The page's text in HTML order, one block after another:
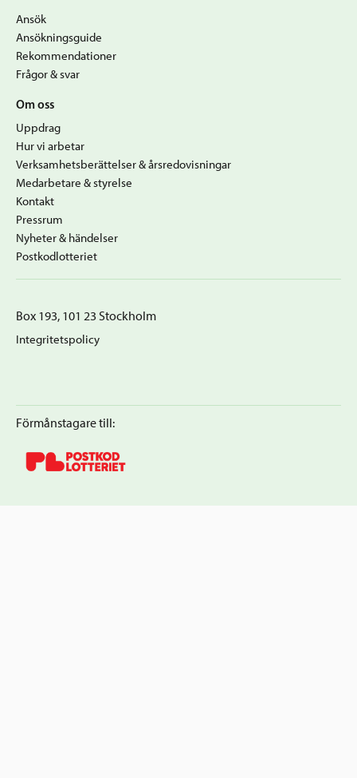
Ansök
Ansökningsguide
Rekommendationer
Frågor & svar
Om oss
Uppdrag
Hur vi arbetar
Verksamhetsberättelser & årsredovisningar
Medarbetare & styrelse
Kontakt
Pressrum
Nyheter & händelser
Postkodlotteriet
Förmånstagare till:
Box 193, 101 23 Stockholm
Integritetspolicy